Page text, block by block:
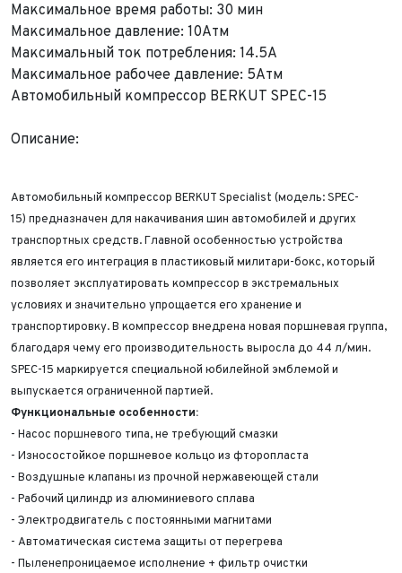
Максимальное время работы: 30 мин
Максимальное давление: 10Атм
Максимальный ток потребления: 14.5А
Максимальное рабочее давление: 5Атм
Автомобильный компрессор BERKUT SPEC-15
Описание:
Автомобильный компрессор BERKUT Specialist (модель: SPEC-
15) предназначен для накачивания шин автомобилей и других
транспортных средств. Главной особенностью устройства
является его интеграция в пластиковый милитари-бокс, который
позволяет эксплуатировать компрессор в экстремальных
условиях и значительно упрощается его хранение и
транспортировку. В компрессор внедрена новая поршневая группа,
благодаря чему его производительность выросла до 44 л/мин.
SPEC-15 маркируется специальной юбилейной эмблемой и
выпускается ограниченной партией.
Функциональные особенности:
- Насос поршневого типа, не требующий смазки
- Износостойкое поршневое кольцо из фторопласта
- Воздушные клапаны из прочной нержавеющей стали
- Рабочий цилиндр из алюминиевого сплава
- Электродвигатель с постоянными магнитами
- Автоматическая система защиты от перегрева
- Пыленепроницаемое исполнение + фильтр очистки
Обратная связь
Выкуп авто